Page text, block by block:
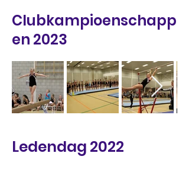
Clubkampioenschapp
en 2023
Ledendag 2022